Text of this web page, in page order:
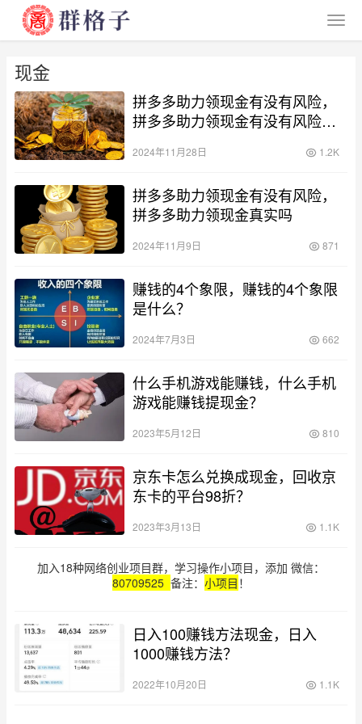
现金
拼多多助力领现金有没有风险，
拼多多助力领现金有没有风险新
2024年11月28日 1.2K
拼多多助力领现金有没有风险，
拼多多助力领现金真实吗
2024年11月9日 871
赚钱的4个象限，赚钱的4个象限
是什么？
2024年7月3日 662
什么手机游戏能赚钱，什么手机
游戏能赚钱提现金？
2023年5月12日 810
京东卡怎么兑换成现金，回收京
东卡的平台98折？
2023年3月13日 1.1K
加入18种网络创业项目群，学习操作小项目，添加 微信：
80709525 备注： 小项目 ！
日入100赚钱方法现金，日入
1000赚钱方法？
2022年10月20日 1.1K